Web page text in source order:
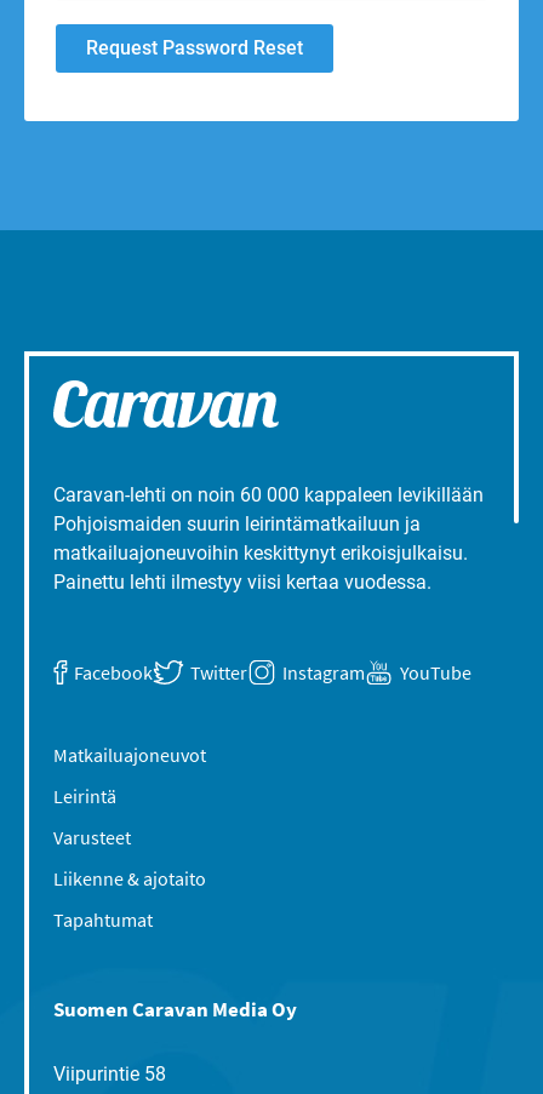
Caravan-lehti on noin 60 000 kappaleen levikillään
Pohjoismaiden suurin leirintämatkailuun ja
matkailuajoneuvoihin keskittynyt erikoisjulkaisu.
Painettu lehti ilmestyy viisi kertaa vuodessa.
Facebook Twitter Instagram YouTube
Matkailuajoneuvot
Leirintä
Varusteet
Liikenne & ajotaito
Tapahtumat
Suomen Caravan Media Oy
Viipurintie 58